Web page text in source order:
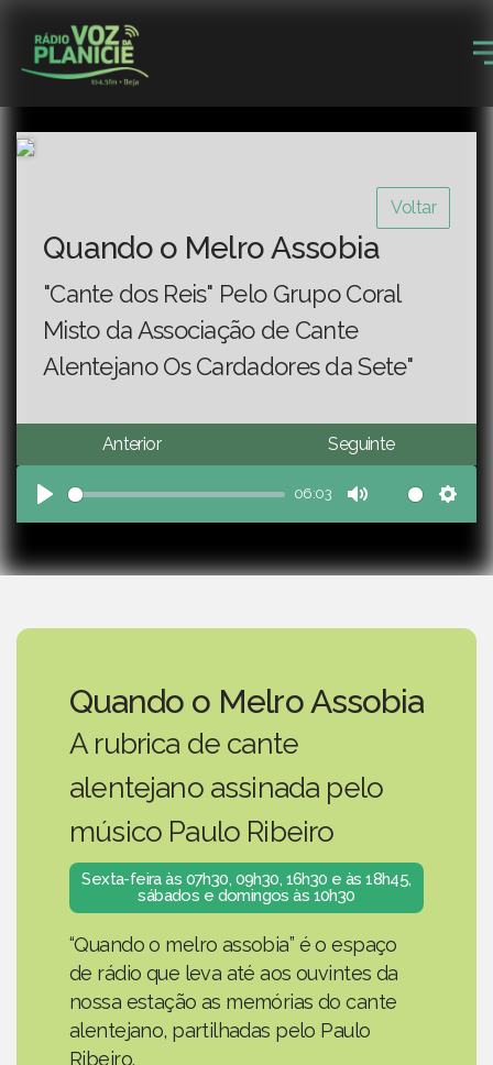
Voltar
Quando o Melro Assobia
"Cante dos Reis" Pelo Grupo Coral
Misto da Associação de Cante
Alentejano Os Cardadores da Sete"
Anterior Seguinte
Play
06:03
Mute
Quando o Melro Assobia
A rubrica de cante
alentejano assinada pelo
músico Paulo Ribeiro
Sexta-feira às 07h30, 09h30, 16h30 e às 18h45,
sábados e domingos às 10h30
“Quando o melro assobia” é o espaço
de rádio que leva até aos ouvintes da
nossa estação as memórias do cante
alentejano, partilhadas pelo Paulo
Ribeiro.